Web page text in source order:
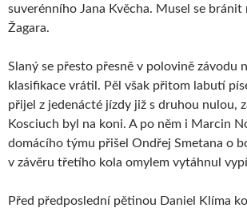
suverénního Jana Kvěcha. Musel se
Žagara.
Slaný se přesto přesně v polovině závodu
klasifikace vrátil. Pěl však přitom labutí
přijel z jedenácté jízdy již s druhou nulou,
Kosciuch byl na koni. A po něm i Marcin
domácího týmu přišel Ondřej Smetana o
v závěru třetího kola omylem vytáhnul
Před předposlední pětinou Daniel Klíma